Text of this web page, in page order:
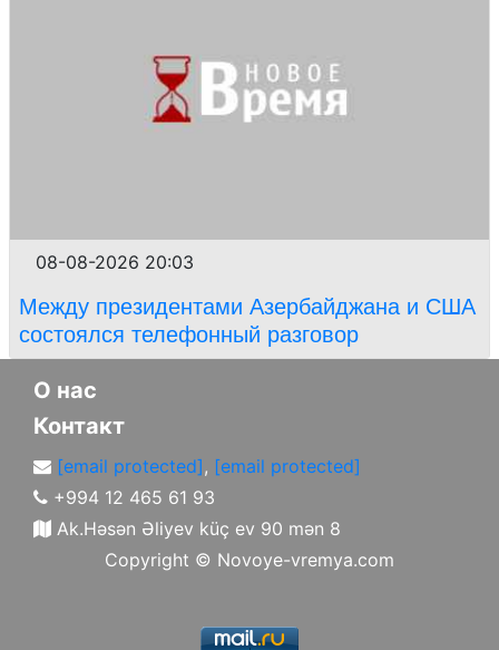
08-08-2026 20:03
Между президентами Азербайджана и США
состоялся телефонный разговор
О нас
Контакт
[email protected], [email protected]
+994 12 465 61 93
Ak.Həsən Əliyev küç ev 90 mən 8
Copyright © Novoye-vremya.com